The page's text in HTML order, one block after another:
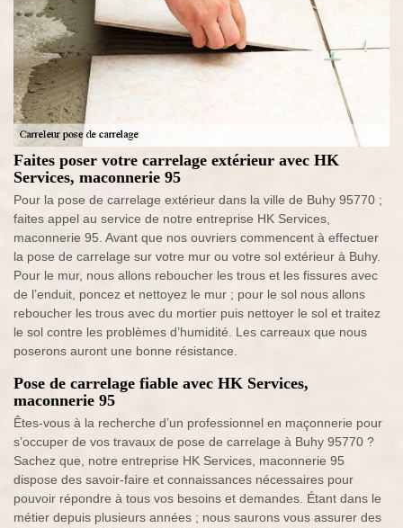
Faites poser votre carrelage extérieur avec HK
Services, maconnerie 95
Pour la pose de carrelage extérieur dans la ville de Buhy 95770 ;
faites appel au service de notre entreprise HK Services,
maconnerie 95. Avant que nos ouvriers commencent à effectuer
la pose de carrelage sur votre mur ou votre sol extérieur à Buhy.
Pour le mur, nous allons reboucher les trous et les fissures avec
de l’enduit, poncez et nettoyez le mur ; pour le sol nous allons
reboucher les trous avec du mortier puis nettoyer le sol et traitez
le sol contre les problèmes d’humidité. Les carreaux que nous
poserons auront une bonne résistance.
Pose de carrelage fiable avec HK Services,
maconnerie 95
Êtes-vous à la recherche d’un professionnel en maçonnerie pour
s’occuper de vos travaux de pose de carrelage à Buhy 95770 ?
Sachez que, notre entreprise HK Services, maconnerie 95
dispose des savoir-faire et connaissances nécessaires pour
pouvoir répondre à tous vos besoins et demandes. Étant dans le
métier depuis plusieurs années ; nous saurons vous assurer des